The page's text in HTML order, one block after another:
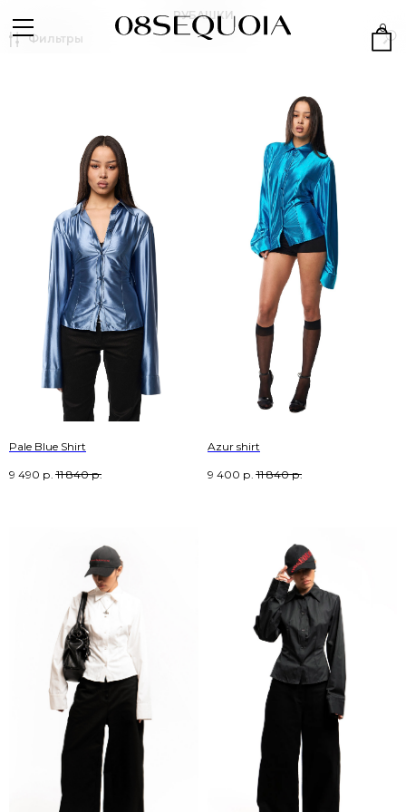
РУБАШКИ
Фильтры
Pale Blue Shirt
9 490 р. 11 840 р.
Azur shirt
9 400 р. 11 840 р.